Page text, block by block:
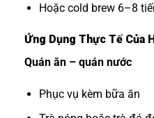
Hoặc cold brew 6–8
Ứng Dụng Thực Tế Của
Quán ăn – quán nước
Phục vụ kèm bữa ăn